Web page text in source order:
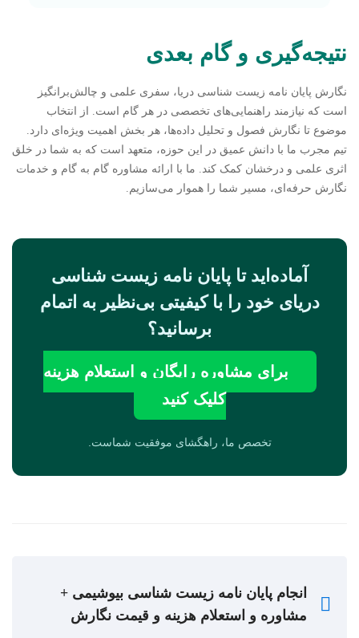
نتیجه‌گیری و گام بعدی
نگارش پایان نامه زیست شناسی دریا، سفری علمی و چالش‌برانگیز
است که نیازمند راهنمایی‌های تخصصی در هر گام است. از انتخاب
موضوع تا نگارش فصول و تحلیل داده‌ها، هر بخش اهمیت ویژه‌ای دارد.
تیم مجرب ما با دانش عمیق در این حوزه، متعهد است که به شما در خلق
اثری علمی و درخشان کمک کند. ما با ارائه مشاوره گام به گام و خدمات
نگارش حرفه‌ای، مسیر شما را هموار می‌سازیم.
آماده‌اید تا پایان نامه زیست شناسی
دریای خود را با کیفیتی بی‌نظیر به اتمام
برسانید؟
برای مشاوره رایگان و استعلام هزینه
کلیک کنید
تخصص ما، راهگشای موفقیت شماست.
انجام پایان نامه زیست شناسی بیوشیمی +
مشاوره و استعلام هزینه و قیمت نگارش